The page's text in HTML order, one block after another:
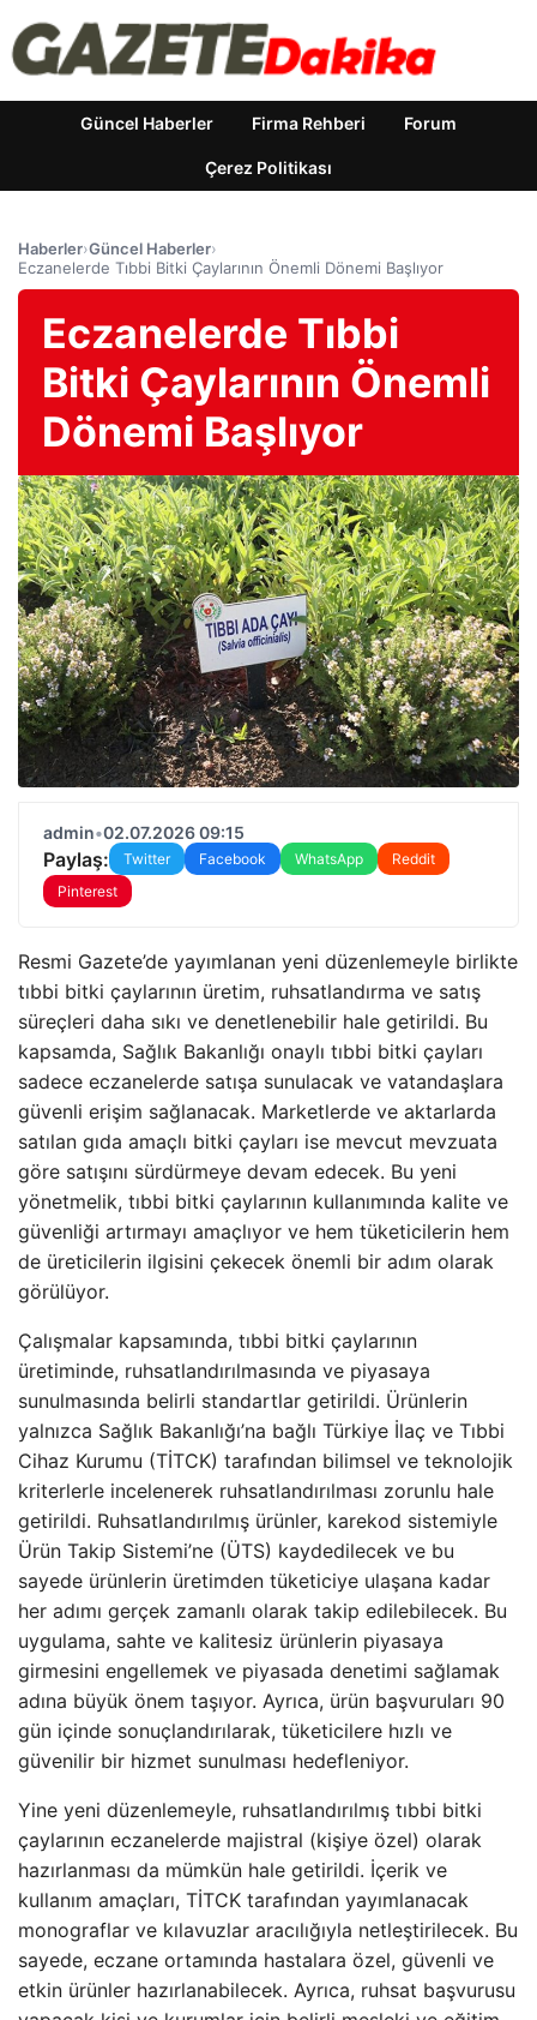
Güncel Haberler Firma Rehberi Forum
Çerez Politikası
Haberler›Güncel Haberler›
Eczanelerde Tıbbi Bitki Çaylarının Önemli Dönemi Başlıyor
Eczanelerde Tıbbi
Bitki Çaylarının Önemli
Dönemi Başlıyor
admin•02.07.2026 09:15
Paylaş: Twitter Facebook WhatsApp
Reddit
Pinterest
Resmi Gazete’de yayımlanan yeni düzenlemeyle birlikte
tıbbi bitki çaylarının üretim, ruhsatlandırma ve satış
süreçleri daha sıkı ve denetlenebilir hale getirildi. Bu
kapsamda, Sağlık Bakanlığı onaylı tıbbi bitki çayları
sadece eczanelerde satışa sunulacak ve vatandaşlara
güvenli erişim sağlanacak. Marketlerde ve aktarlarda
satılan gıda amaçlı bitki çayları ise mevcut mevzuata
göre satışını sürdürmeye devam edecek. Bu yeni
yönetmelik, tıbbi bitki çaylarının kullanımında kalite ve
güvenliği artırmayı amaçlıyor ve hem tüketicilerin hem
de üreticilerin ilgisini çekecek önemli bir adım olarak
görülüyor.
Çalışmalar kapsamında, tıbbi bitki çaylarının
üretiminde, ruhsatlandırılmasında ve piyasaya
sunulmasında belirli standartlar getirildi. Ürünlerin
yalnızca Sağlık Bakanlığı’na bağlı Türkiye İlaç ve Tıbbi
Cihaz Kurumu (TİTCK) tarafından bilimsel ve teknolojik
kriterlerle incelenerek ruhsatlandırılması zorunlu hale
getirildi. Ruhsatlandırılmış ürünler, karekod sistemiyle
Ürün Takip Sistemi’ne (ÜTS) kaydedilecek ve bu
sayede ürünlerin üretimden tüketiciye ulaşana kadar
her adımı gerçek zamanlı olarak takip edilebilecek. Bu
uygulama, sahte ve kalitesiz ürünlerin piyasaya
girmesini engellemek ve piyasada denetimi sağlamak
adına büyük önem taşıyor. Ayrıca, ürün başvuruları 90
gün içinde sonuçlandırılarak, tüketicilere hızlı ve
güvenilir bir hizmet sunulması hedefleniyor.
Yine yeni düzenlemeyle, ruhsatlandırılmış tıbbi bitki
çaylarının eczanelerde majistral (kişiye özel) olarak
hazırlanması da mümkün hale getirildi. İçerik ve
kullanım amaçları, TİTCK tarafından yayımlanacak
monograflar ve kılavuzlar aracılığıyla netleştirilecek. Bu
sayede, eczane ortamında hastalara özel, güvenli ve
etkin ürünler hazırlanabilecek. Ayrıca, ruhsat başvurusu